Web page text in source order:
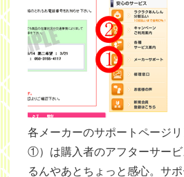
各メーカーのサポートページ
①）は購入者のアフターサー
るんやあとちょっと感心。サ